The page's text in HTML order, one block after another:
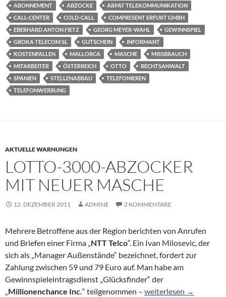
ABONNEMENT ABZOCKE
ARPAT TELEKOMMUNIKATION
CALL-CENTER
COLD-CALL
COMPRESENT ERFURT GMBH
EBERHARD ANTON FIETZ
GEORG MEYER-WAHL
GEWINNSPIEL
GROKA TELECOM SL
GUTSCHEIN
INFORMANT
KOSTENFALLEN
MALLORCA MASCHE
MISSBRAUCH
MITARBEITER
ÖSTERREICH OTTO
RECHTSANWALT
SPANIEN
STELLENABBAU
TELEFONIEREN
TELEFONWERBUNG
AKTUELLE WARNUNGEN
LOTTO-3000-ABZOCKER
MIT NEUER MASCHE
12. DEZEMBER 2011 ADMINE 2 KOMMENTARE
Mehrere Betroffene aus der Region berichten von Anrufen
und Briefen einer Firma „NTT Telco“. Ein Ivan Milosevic, der
sich als „Manager Außenstände“ bezeichnet, fordert zur
Zahlung zwischen 59 und 79 Euro auf. Man habe am
Gewinnspieleintragsdienst „Glücksfinder“ der
„Millionenchance Inc.“ teilgenommen – Lotto-3000-Abzocker
weiterlesen →